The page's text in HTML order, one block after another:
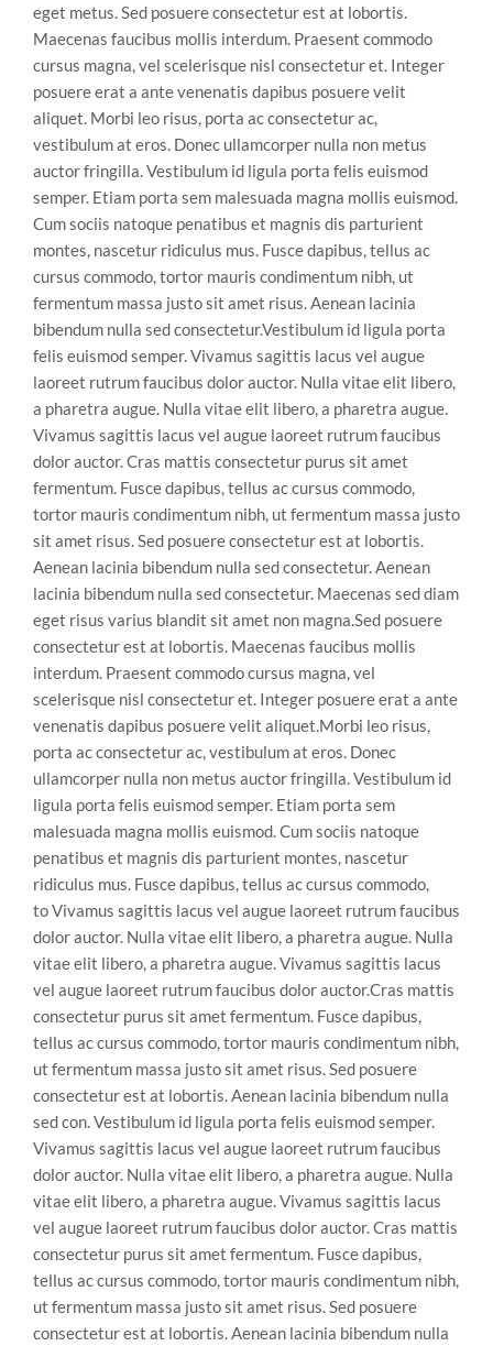
eget metus. Sed posuere consectetur est at lobortis.
Maecenas faucibus mollis interdum. Praesent commodo
cursus magna, vel scelerisque nisl consectetur et. Integer
posuere erat a ante venenatis dapibus posuere velit
aliquet. Morbi leo risus, porta ac consectetur ac,
vestibulum at eros. Donec ullamcorper nulla non metus
auctor fringilla. Vestibulum id ligula porta felis euismod
semper. Etiam porta sem malesuada magna mollis euismod.
Cum sociis natoque penatibus et magnis dis parturient
montes, nascetur ridiculus mus. Fusce dapibus, tellus ac
cursus commodo, tortor mauris condimentum nibh, ut
fermentum massa justo sit amet risus. Aenean lacinia
bibendum nulla sed consectetur.Vestibulum id ligula porta
felis euismod semper. Vivamus sagittis lacus vel augue
laoreet rutrum faucibus dolor auctor. Nulla vitae elit libero,
a pharetra augue. Nulla vitae elit libero, a pharetra augue.
Vivamus sagittis lacus vel augue laoreet rutrum faucibus
dolor auctor. Cras mattis consectetur purus sit amet
fermentum. Fusce dapibus, tellus ac cursus commodo,
tortor mauris condimentum nibh, ut fermentum massa justo
sit amet risus. Sed posuere consectetur est at lobortis.
Aenean lacinia bibendum nulla sed consectetur. Aenean
lacinia bibendum nulla sed consectetur. Maecenas sed diam
eget risus varius blandit sit amet non magna.Sed posuere
consectetur est at lobortis. Maecenas faucibus mollis
interdum. Praesent commodo cursus magna, vel
scelerisque nisl consectetur et. Integer posuere erat a ante
venenatis dapibus posuere velit aliquet.Morbi leo risus,
porta ac consectetur ac, vestibulum at eros. Donec
ullamcorper nulla non metus auctor fringilla. Vestibulum id
ligula porta felis euismod semper. Etiam porta sem
malesuada magna mollis euismod. Cum sociis natoque
penatibus et magnis dis parturient montes, nascetur
ridiculus mus. Fusce dapibus, tellus ac cursus commodo,
to Vivamus sagittis lacus vel augue laoreet rutrum faucibus
dolor auctor. Nulla vitae elit libero, a pharetra augue. Nulla
vitae elit libero, a pharetra augue. Vivamus sagittis lacus
vel augue laoreet rutrum faucibus dolor auctor.Cras mattis
consectetur purus sit amet fermentum. Fusce dapibus,
tellus ac cursus commodo, tortor mauris condimentum nibh,
ut fermentum massa justo sit amet risus. Sed posuere
consectetur est at lobortis. Aenean lacinia bibendum nulla
sed con. Vestibulum id ligula porta felis euismod semper.
Vivamus sagittis lacus vel augue laoreet rutrum faucibus
dolor auctor. Nulla vitae elit libero, a pharetra augue. Nulla
vitae elit libero, a pharetra augue. Vivamus sagittis lacus
vel augue laoreet rutrum faucibus dolor auctor. Cras mattis
consectetur purus sit amet fermentum. Fusce dapibus,
tellus ac cursus commodo, tortor mauris condimentum nibh,
ut fermentum massa justo sit amet risus. Sed posuere
consectetur est at lobortis. Aenean lacinia bibendum nulla